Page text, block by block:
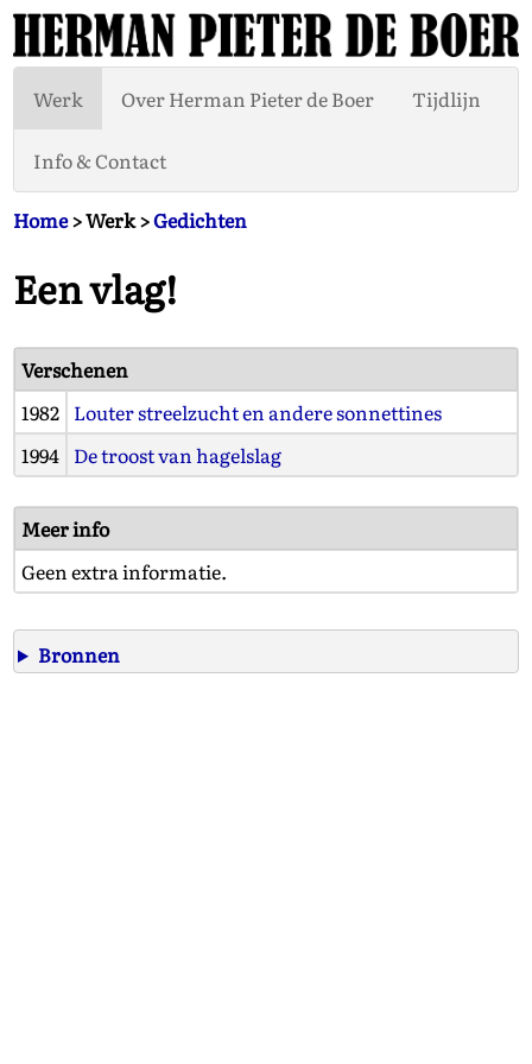
Werk Over Herman Pieter de Boer Tijdlijn
Info & Contact
Home> Werk >Gedichten
Een vlag!
Verschenen
1982 Louter streelzucht en andere sonnettines
1994 De troost van hagelslag
Meer info
Geen extra informatie.
Bronnen